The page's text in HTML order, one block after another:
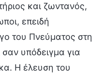
και ζωντανός,
επειδή
του Πνεύματος στη
υπόδειγμα για
Η έλευση του